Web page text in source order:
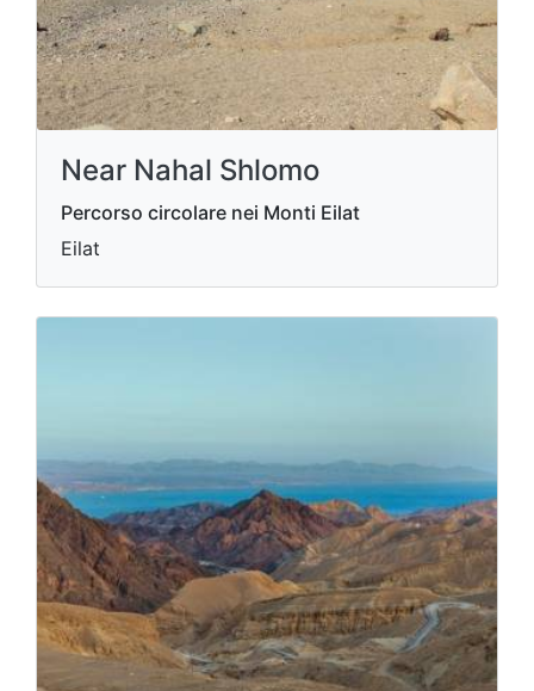
Near Nahal Shlomo
Percorso circolare nei Monti Eilat
Eilat